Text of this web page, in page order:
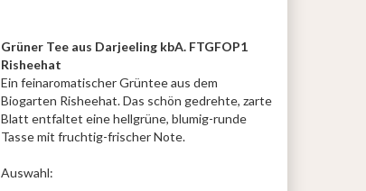
Grüner Tee aus Darjeeling kbA. FTGFOP1
Risheehat
Ein feinaromatischer Grüntee aus dem
Biogarten Risheehat. Das schön gedrehte, zarte
Blatt entfaltet eine hellgrüne, blumig-runde
Tasse mit fruchtig-frischer Note.
Auswahl: